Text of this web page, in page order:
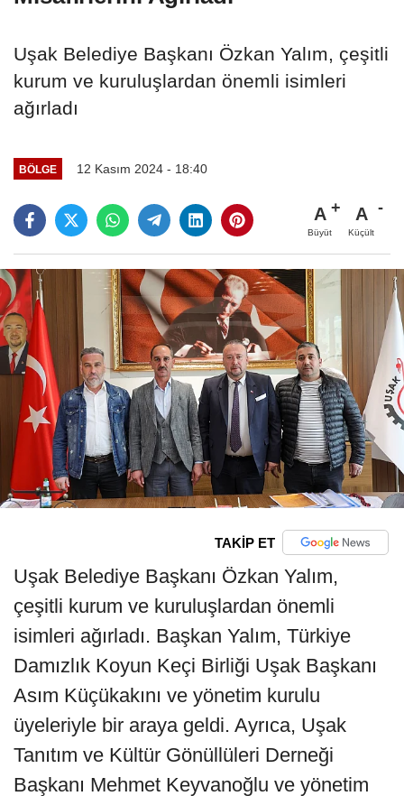
Uşak Belediye Başkanı Özkan Yalım, çeşitli
kurum ve kuruluşlardan önemli isimleri
ağırladı
BÖLGE 12 Kasım 2024 - 18:40
A
Büyüt
A
Küçült
TAKİP ET
Uşak Belediye Başkanı Özkan Yalım,
çeşitli kurum ve kuruluşlardan önemli
isimleri ağırladı. Başkan Yalım, Türkiye
Damızlık Koyun Keçi Birliği Uşak Başkanı
Asım Küçükakını ve yönetim kurulu
üyeleriyle bir araya geldi. Ayrıca, Uşak
Tanıtım ve Kültür Gönüllüleri Derneği
Başkanı Mehmet Keyvanoğlu ve yönetim